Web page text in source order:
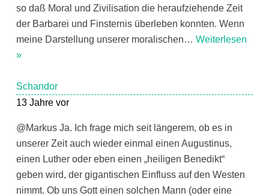
so daß Moral und Zivilisation die heraufziehende Zeit
der Barbarei und Finsternis überleben konnten. Wenn
meine Darstellung unserer moralischen… Weiterlesen
»
Schandor
13 Jahre vor
@Markus Ja. Ich frage mich seit längerem, ob es in
unserer Zeit auch wieder einmal einen Augustinus,
einen Luther oder eben einen „heiligen Benedikt“
geben wird, der gigantischen Einfluss auf den Westen
nimmt. Ob uns Gott einen solchen Mann (oder eine